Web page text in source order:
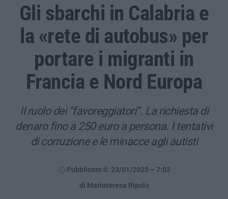
Gli sbarchi in Calabria e
la «rete di autobus» per
portare i migranti in
Francia e Nord Europa
Il ruolo dei “favoreggiatori”. La richiesta di
denaro fino a 250 euro a persona. I tentativi
di corruzione e le minacce agli autisti
Pubblicato il: 23/01/2025 – 7:02
di Mariateresa Ripolo